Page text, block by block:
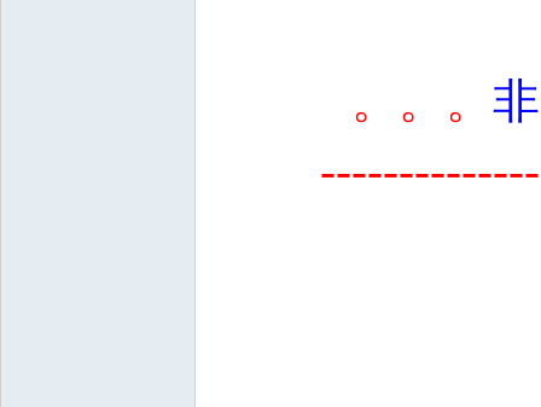
。。。